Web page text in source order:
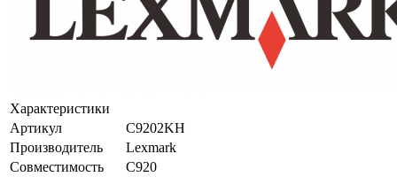
Характеристики
Артикул
C9202KH
Производитель
Lexmark
Совместимость
C920